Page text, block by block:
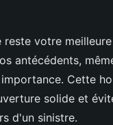
reste votre
antécédents,
Cette
solide et
d'un sinistre.